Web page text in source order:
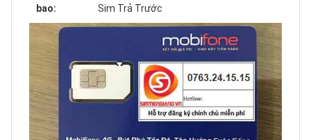
bao:
Sim Trả Trước